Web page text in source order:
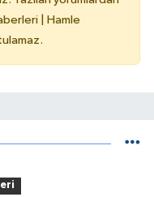
| Hamle